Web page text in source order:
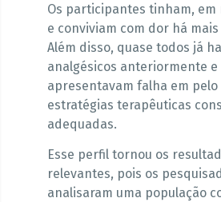
Os participantes tinham, em
e conviviam com dor há
Além disso, quase todos já
analgésicos anteriormente e
apresentavam falha em pelo
estratégias terapêuticas
adequadas.
Esse perfil tornou os
relevantes, pois os
analisaram uma população